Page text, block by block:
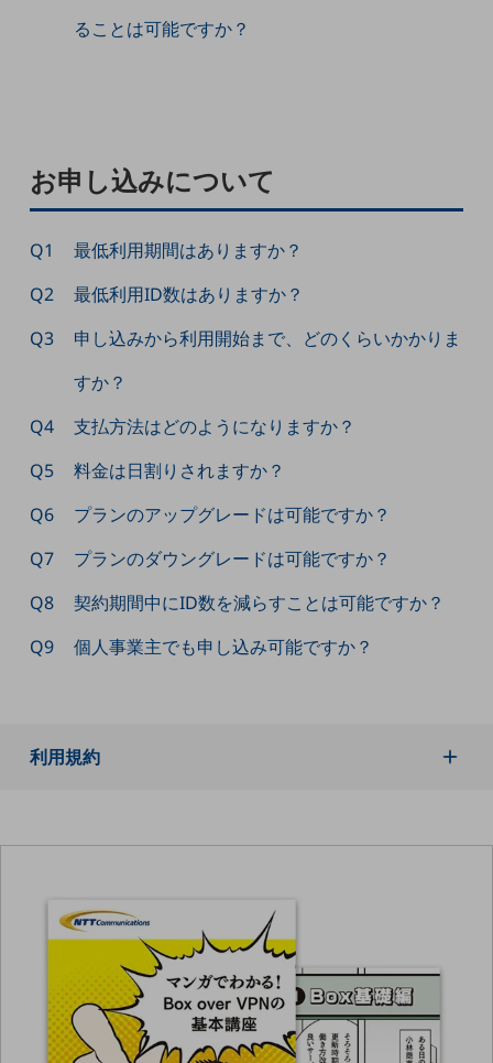
セキュリティ対策
遠隔監視
顧客体験（CX）改善
自動化・省電化
人材不足解消
業種・業態で探すTOP
自治体
一次産業
医療・介護
モバイルTOP
タフネススマートフォン
データ通信製品
ドコモケータイ
ることは可能ですか？
お申し込みについて
Q1
最低利用期間はありますか？
Q2
最低利用ID数はありますか？
Q3
申し込みから利用開始まで、どのくらいかかりま
すか？
Q4
支払方法はどのようになりますか？
Q5
料金は日割りされますか？
Q6
プランのアップグレードは可能ですか？
Q7
プランのダウングレードは可能ですか？
Q8
契約期間中にID数を減らすことは可能ですか？
Q9
個人事業主でも申し込み可能ですか？
利用規約